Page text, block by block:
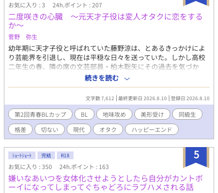
お気に入り : 3 24h.ポイント : 207
二度咲きの心臓 ～元天才子役は変人オタクに恋をする
か～
菅野 弥生
幼年期に天才子役と呼ばれていた藤野涼は、とあるきっかけによ
り芸能界を引退し、現在は平穏な日々を送っていた。しかし高校
二年生の春、隣の席の文芸部員・柏木聡矢にその過去を気づか
れ、さらには出演作品のファンだったと告げられる。深く関わり
たくないという涼の思いとは裏腹に、次第に距離を縮めていく二
人。そんな折、クラスメイトから文化祭の出し物の演劇で主役を
やってほしいと打診され、涼は考えた末にある条件を出すことに
するが――。元天才は過去のトラウマを乗り越え、もう一度咲く
ことができるのか。 脚本家志望の変わり者×美形な元天才子役の
はじめての恋。 【登場人物】 藤野 涼（ふじの りょう） 高校
二年生。中学一年生まで子役として活動しており、当時は天才と
呼ばれていた。幼年期から特殊な環境にいたにも関わらず至って
常識人。気が強い。妹が一人いる。 柏木 聡矢（かしわぎ そう
や） 高校二年生。日本の映像作品が好きなオタクで、将来の夢は
脚本家。シングルマザー家庭で母親は工場勤務。 結城 新（ゆう
き あらた） 高校二年生。とてもアホ。
続きを読む
文字数 7,612 最終更新日 2026.8.10 登録日 2026.8.10
第2回青春BLカップ BL 地味攻め 美形受け
同級生
格差
切ない 現代 オタク ハッピーエンド
5
ｼｮｰﾄｼｮｰﾄ 完結 R18
お気に入り : 350 24h.ポイント : 163
嫌いなあいつを女体化させようとしたら自分がカントボ
ーイになってしまってぐちゃどろにラブハメされる話